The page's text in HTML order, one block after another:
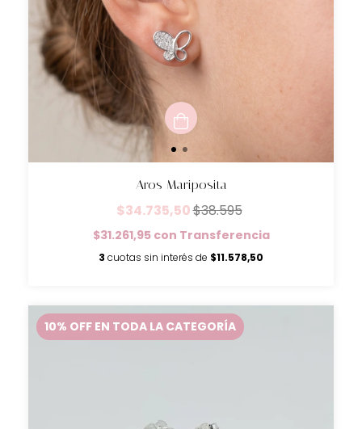
Aros Mariposita
$34.735,50$38.595
$31.261,95 con Transferencia
3 cuotas sin interés de $11.578,50
10% OFF EN TODA LA CATEGORÍA